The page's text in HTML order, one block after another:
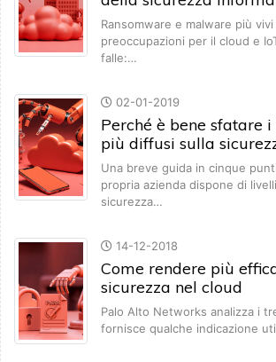
Ransomware e malware più
preoccupazioni per il cloud e
falle:…
02-01-2019
Perché è bene sfatare
più diffusi sulla
Una breve guida in cinque
propria azienda dispone di
sicurezza…
14-12-2018
Come rendere più
sicurezza nel cloud
Palo Alto Networks analizza i
fornisce qualche indicazione